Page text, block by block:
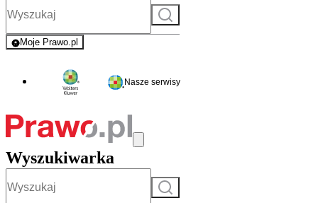
Szukaj
Moje Prawo.pl
- rejestracja i logowanie do serwisu
Nasze serwisy
Wyszukiwarka
Szukaj